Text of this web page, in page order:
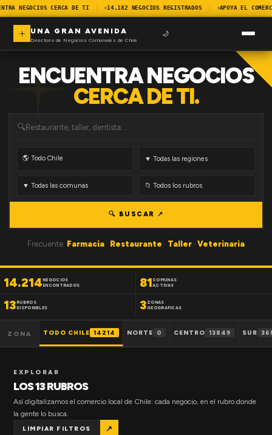
NEGOCIOS CERCA DE TI 14.182 NEGOCIOS REGISTRADOS APOYA EL
UNA GRAN AVENIDA
Directorio de Negocios Comunales de Chile
🌙
ENCUENTRA NEGOCIOS
CERCA DE TI.
🔍
🔍 BUSCAR ↗
Frecuente: Farmacia · Restaurante · Taller · Veterinaria
14.214NEGOCIOS
ENCONTRADOS
81 COMUNAS
ACTIVAS
13RUBROS
DISPONIBLES
3 ZONAS
GEOGRAFICAS
ZONA TODO CHILE 14214 NORTE 0 CENTRO 13849 SUR
EXPLORAR
LOS 13 RUBROS
Así digitalizamos el comercio local de Chile: cada negocio, en el rubro donde
la gente lo busca.
LIMPIAR FILTROS ↗